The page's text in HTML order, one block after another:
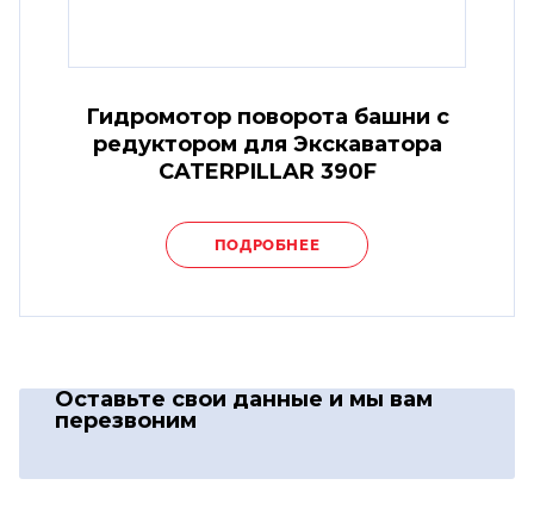
Гидромотор поворота башни с
редуктором для Экскаватора
CATERPILLAR 390F
ПОДРОБНЕЕ
Оставьте свои данные и мы вам
перезвоним